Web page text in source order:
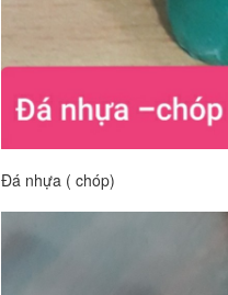
Đá nhựa ( chóp)